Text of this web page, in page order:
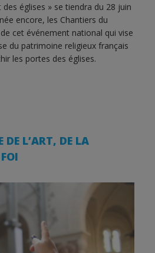
des églises » se tiendra du 28 juin
encore, les Chantiers du
cet événement national qui vise
du patrimoine religieux français
les portes des églises.
DE L’ART, DE LA